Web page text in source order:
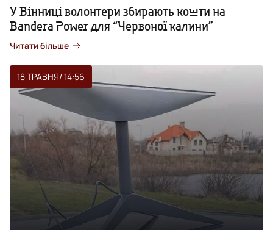
У Вінниці волонтери збирають кошти на
Bandera Power для “Червоної калини”
Читати більше
18 ТРАВНЯ/ 14:56